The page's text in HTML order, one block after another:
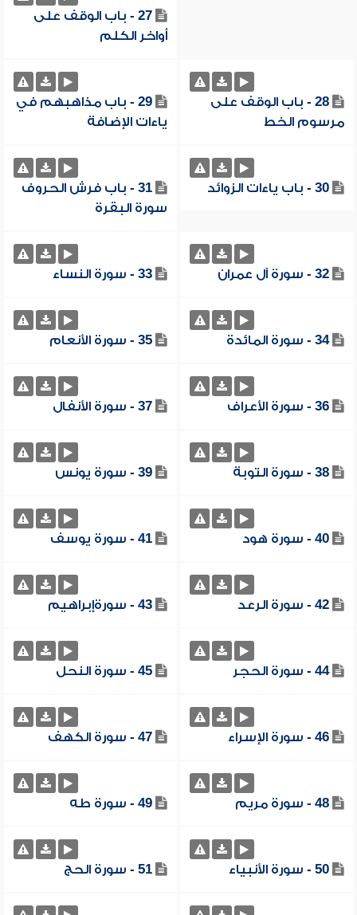
27 - باب الوقف على
أواخر الكلم
28 - باب الوقف على
مرسوم الخط
29 - باب مذاهبهم في
ياءات الإضافة
30 - باب ياءات الزوائد
31 - باب فرش الحروف
سورة البقرة
32 - سورة آل عمران 33 - سورة النساء
34 - سورة المائدة 35 - سورة الأنعام
36 - سورة الأعراف 37 - سورة الأنفال
38 - سورة التوبة 39 - سورة يونس
40 - سورة هود 41 - سورة يوسف
42 - سورة الرعد 43 - سورةإبراهيم
44 - سورة الحجر 45 - سورة النحل
46 - سورة الإسراء 47 - سورة الكهف
48 - سورة مريم 49 - سورة طه
50 - سورة الأنبياء 51 - سورة الحج